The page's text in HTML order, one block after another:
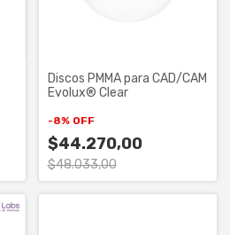
Discos PMMA para CAD/CAM
Evolux® Clear
-8% OFF
$44.270,00
$48.033,00